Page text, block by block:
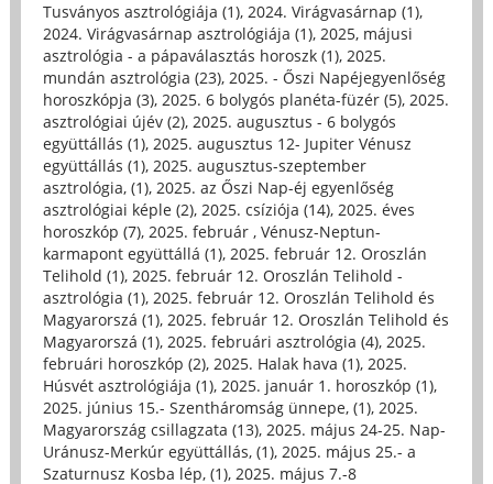
Tusványos asztrológiája (1), 2024. Virágvasárnap (1),
2024. Virágvasárnap asztrológiája (1), 2025, májusi
asztrológia - a pápaválasztás horoszk (1), 2025.
mundán asztrológia (23), 2025. - Őszi Napéjegyenlőség
horoszkópja (3), 2025. 6 bolygós planéta-füzér (5), 2025.
asztrológiai újév (2), 2025. augusztus - 6 bolygós
együttállás (1), 2025. augusztus 12- Jupiter Vénusz
együttállás (1), 2025. augusztus-szeptember
asztrológia, (1), 2025. az Őszi Nap-éj egyenlőség
asztrológiai képle (2), 2025. csíziója (14), 2025. éves
horoszkóp (7), 2025. február , Vénusz-Neptun-
karmapont együttállá (1), 2025. február 12. Oroszlán
Telihold (1), 2025. február 12. Oroszlán Telihold -
asztrológia (1), 2025. február 12. Oroszlán Telihold és
Magyarorszá (1), 2025. február 12. Oroszlán Telihold és
Magyarorszá (1), 2025. februári asztrológia (4), 2025.
februári horoszkóp (2), 2025. Halak hava (1), 2025.
Húsvét asztrológiája (1), 2025. január 1. horoszkóp (1),
2025. június 15.- Szentháromság ünnepe, (1), 2025.
Magyarország csillagzata (13), 2025. május 24-25. Nap-
Uránusz-Merkúr együttállás, (1), 2025. május 25.- a
Szaturnusz Kosba lép, (1), 2025. május 7.-8